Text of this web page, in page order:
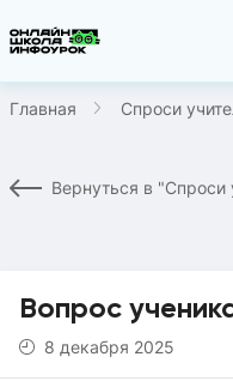
Главная Спроси
Вернуться в "Спроси
Вопрос
8 декабря 2025